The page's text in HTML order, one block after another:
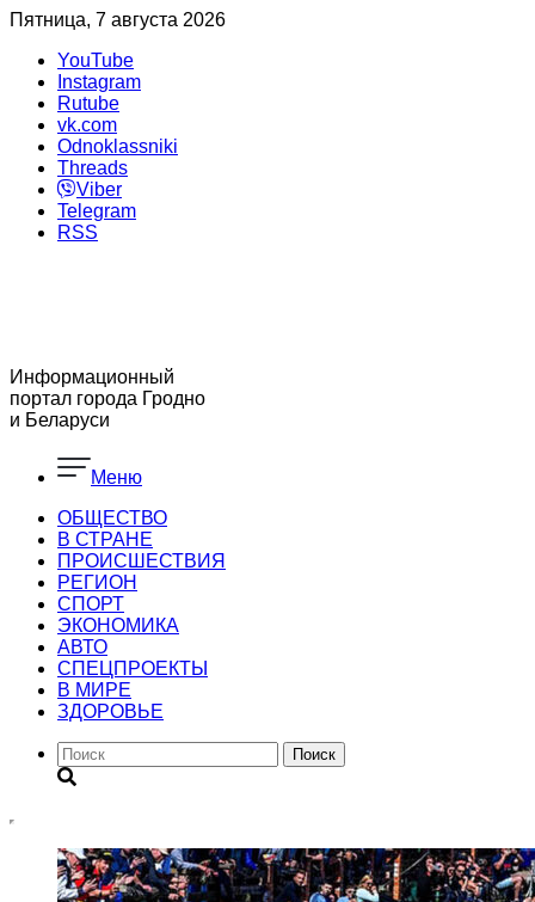
Пятница, 7 августа 2026
YouTube
Instagram
Rutube
vk.com
Odnoklassniki
Threads
Viber
Telegram
RSS
Информационный
портал города Гродно
и Беларуси
Меню
ОБЩЕСТВО
В СТРАНЕ
ПРОИСШЕСТВИЯ
РЕГИОН
CПОРТ
ЭКОНОМИКА
АВТО
СПЕЦПРОЕКТЫ
В МИРЕ
ЗДОРОВЬЕ
Поиск